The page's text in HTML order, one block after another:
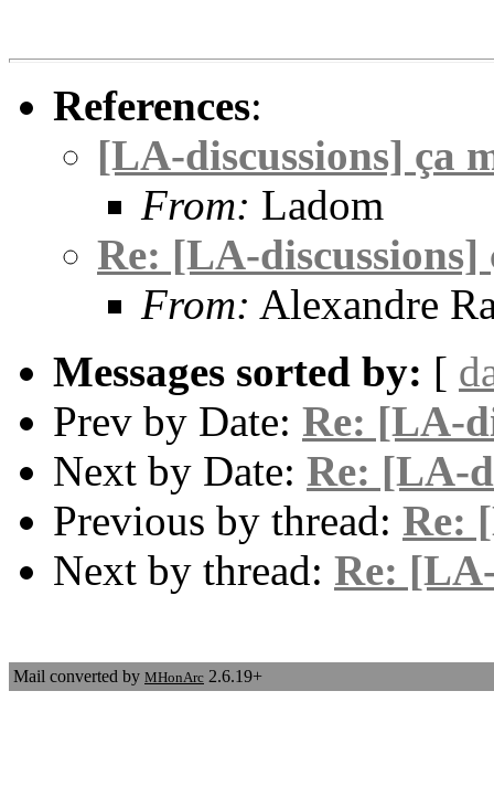
References:
[LA-discussions] ça
From: Ladom
Re: [LA-discussions]
From: Alexandre
Messages sorted by: [
Prev by Date: Re: [LA-
Next by Date: Re: [LA-
Previous by thread: Re:
Next by thread: Re:
Mail converted by MHonArc 2.6.19+